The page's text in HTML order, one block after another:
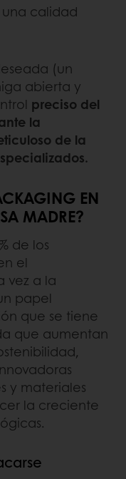
calidad
(un
abierta y
preciso del
la
de la
EN
MADRE?
de los
el
vez a la
papel
que se tiene
que aumentan
y materiales
la creciente